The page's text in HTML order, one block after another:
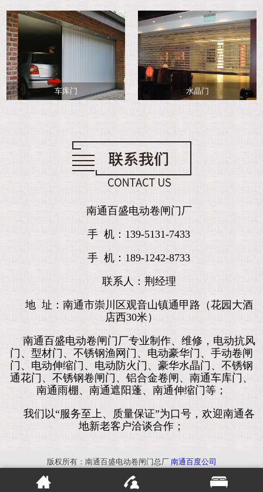
车库门 水晶门
南通百盛电动卷闸门厂
手 机：139-5131-7433
手 机：189-1242-8733
联系人：荆经理
地 址：南通市崇川区观音山镇通甲路（花园大酒
店西30米）
南通百盛电动卷闸门厂专业制作、维修，电动抗风
门、型材门、不锈钢渔网门、电动豪华门、手动卷闸
门、电动伸缩门、电动防火门、豪华水晶门、不锈钢
通花门、不锈钢卷闸门、铝合金卷闸、南通车库门、
南通雨棚、南通遮阳蓬、南通伸缩门等；
我们以“服务至上、质量保证”为口号，欢迎南通各
地新老客户洽谈合作；
版权所有：南通百盛电动卷闸门总厂 南通百度公司